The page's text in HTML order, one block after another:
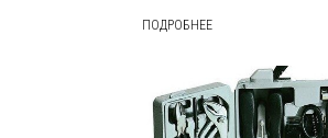
ПОДРОБНЕЕ